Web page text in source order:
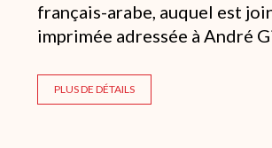
français-arabe, auquel est
imprimée adressée à André
PLUS DE DÉTAILS